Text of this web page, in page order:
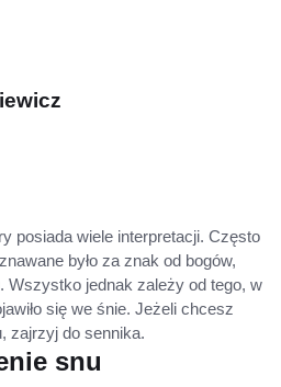
posiada wiele interpretacji. Często
było za znak od bogów,
Wszystko jednak zależy od tego, w
się we śnie. Jeżeli chcesz
zajrzyj do sennika.
snu